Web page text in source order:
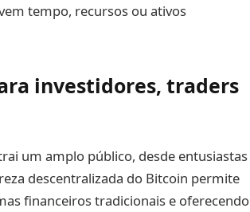
tempo, recursos ou ativos
investidores, traders
um amplo público, desde entusiastas
descentralizada do Bitcoin permite
financeiros tradicionais e oferecendo